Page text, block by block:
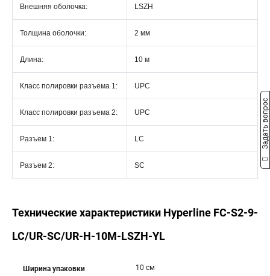
Внешняя оболочка: LSZH
Толщина оболочки: 2 мм
Длина: 10 м
Класс полировки разъема 1: UPC
Класс полировки разъема 2: UPC
Разъем 1: LC
Разъем 2: SC
Технические характеристики Hyperline FC-S2-9-
LC/UR-SC/UR-H-10M-LSZH-YL
Ширина упаковки 10 см
Задать вопрос